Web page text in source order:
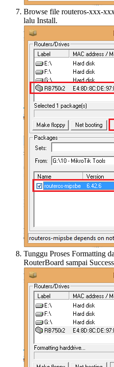
Browse file routeros-xxx-
lalu Install.
Tunggu Proses Formatting
RouterBoard sampai